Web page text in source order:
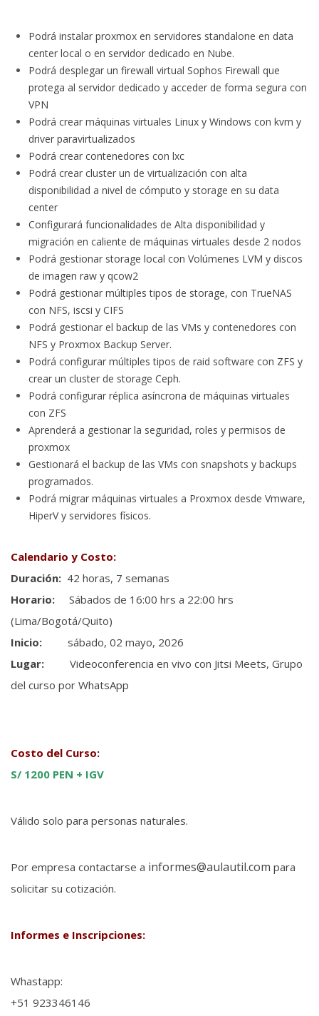
Podrá instalar proxmox en servidores standalone en data
center local o en servidor dedicado en Nube.
Podrá desplegar un firewall virtual Sophos Firewall que
protega al servidor dedicado y acceder de forma segura con
VPN
Podrá crear máquinas virtuales Linux y Windows con kvm y
driver paravirtualizados
Podrá crear contenedores con lxc
Podrá crear cluster un de virtualización con alta
disponibilidad a nivel de cómputo y storage en su data
center
Configurará funcionalidades de Alta disponibilidad y
migración en caliente de máquinas virtuales desde 2 nodos
Podrá gestionar storage local con Volúmenes LVM y discos
de imagen raw y qcow2
Podrá gestionar múltiples tipos de storage, con TrueNAS
con NFS, iscsi y CIFS
Podrá gestionar el backup de las VMs y contenedores con
NFS y Proxmox Backup Server.
Podrá configurar múltiples tipos de raid software con ZFS y
crear un cluster de storage Ceph.
Podrá configurar réplica asíncrona de máquinas virtuales
con ZFS
Aprenderá a gestionar la seguridad, roles y permisos de
proxmox
Gestionará el backup de las VMs con snapshots y backups
programados.
Podrá migrar máquinas virtuales a Proxmox desde Vmware,
HiperV y servidores físicos.
Calendario y Costo:
Duración: 42 horas, 7 semanas
Horario: Sábados de 16:00 hrs a 22:00 hrs
(Lima/Bogotá/Quito)
Inicio: sábado, 02 mayo, 2026
Lugar: Videoconferencia en vivo con Jitsi Meets, Grupo
del curso por WhatsApp
Costo del Curso:
S/ 1200 PEN + IGV
Válido solo para personas naturales.
Por empresa contactarse a informes@aulautil.com para
solicitar su cotización.
Informes e Inscripciones:
Whastapp:
+51 923346146